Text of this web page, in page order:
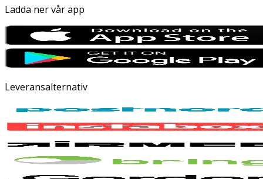
Ladda ner vår app
Leveransalternativ